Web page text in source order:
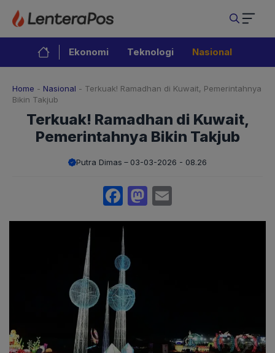
Langsung
isi
Ekonomi Teknologi Nasional
Home - Nasional - Terkuak! Ramadhan di Kuwait, Pemerintahnya
Bikin Takjub
Terkuak! Ramadhan di Kuwait,
Pemerintahnya Bikin Takjub
Putra Dimas 03-03-2026 - 08.26
Facebook
Mastodon